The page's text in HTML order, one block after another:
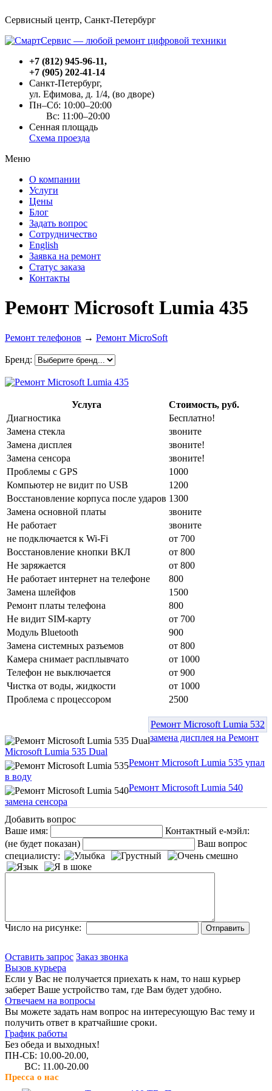
Сервисный центр, Cанкт-Петербург
+7 (812) 945-96-11,
+7 (905) 202-41-14
Санкт-Петербург,
ул. Ефимова, д. 1/4, (во дворе)
Пн–Сб: 10:00–20:00
Вс: 11:00–20:00
Сенная площадь
Схема проезда
Меню
О компании
Услуги
Цены
Блог
Задать вопрос
Сотрудничество
English
Заявка на ремонт
Статус заказа
Контакты
Ремонт Microsoft Lumia 435
Ремонт телефонов → Ремонт MicroSoft
Бренд:
Услуга
Стоимость, руб.
Диагностика
Бесплатно!
Замена стекла
звоните
Замена дисплея
звоните!
Замена сенсора
звоните!
Проблемы с GPS
1000
Компьютер не видит по USB
1200
Восстановление корпуса после ударов 1300
Замена основной платы
звоните
Не работает
звоните
не подключается к Wi-Fi
от 700
Восстановление кнопки ВКЛ
от 800
Не заряжается
от 800
Не работает интернет на телефоне
800
Замена шлейфов
1500
Ремонт платы телефона
800
Не видит SIM-карту
от 700
Модуль Bluetooth
900
Замена системных разъемов
от 800
Камера снимает расплывчато
от 1000
Телефон не выключается
от 900
Чистка от воды, жидкости
от 1000
Проблема с процессором
2500
Ремонт Microsoft Lumia 532
замена дисплея на Ремонт
Microsoft Lumia 535 Dual
Ремонт Microsoft Lumia 535 упал
в воду
Ремонт Microsoft Lumia 540
замена сенсора
Добавить вопрос
Ваше имя:
Контактный е-мэйл:
(не будет показан)
Ваш вопрос
специалисту:
Число на рисунке:
Оставить запрос Заказ звонка
Вызов курьера
Если у Вас не получается приехать к нам, то наш курьер
заберет Ваше устройство там, где Вам будет удобно.
Отвечаем на вопросы
Вы можете задать нам вопрос на интересующую Вас тему и
получить ответ в кратчайшие сроки.
График работы
Без обеда и выходных!
ПН-СБ: 10.00-20.00,
ВС: 11.00-20.00
Пресса о нас